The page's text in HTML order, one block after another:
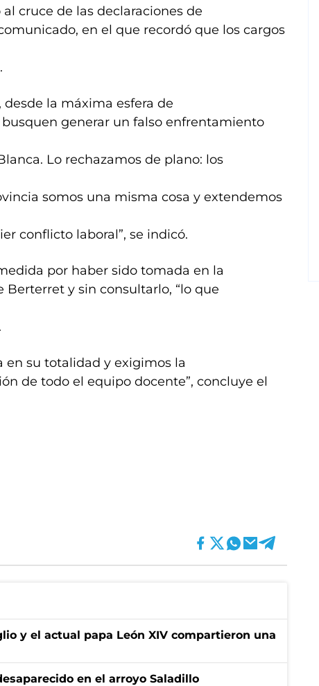
cruce de las declaraciones de
en el que recordó que los cargos
desde la máxima esfera de
generar un falso enfrentamiento
Lo rechazamos de plano: los
somos una misma cosa y extendemos
conflicto laboral”, se indicó.
por haber sido tomada en la
y sin consultarlo, “lo que
en su totalidad y exigimos la
de todo el equipo docente”, concluye el
y el actual papa León XIV compartieron una
en el arroyo Saladillo